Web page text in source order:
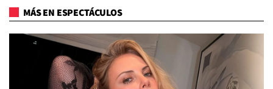
MÁS EN ESPECTÁCULOS